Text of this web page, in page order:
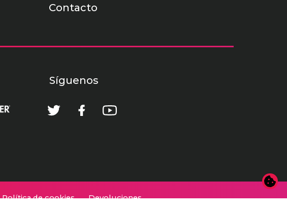
Contacto
Síguenos
Política de cookies Devoluciones